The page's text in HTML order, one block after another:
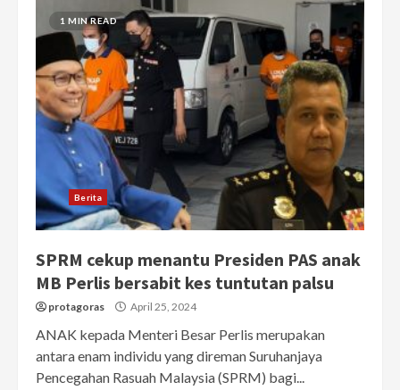
1 MIN READ
Berita
SPRM cekup menantu Presiden PAS anak
MB Perlis bersabit kes tuntutan palsu
protagoras April 25, 2024
ANAK kepada Menteri Besar Perlis merupakan
antara enam individu yang direman Suruhanjaya
Pencegahan Rasuah Malaysia (SPRM) bagi...